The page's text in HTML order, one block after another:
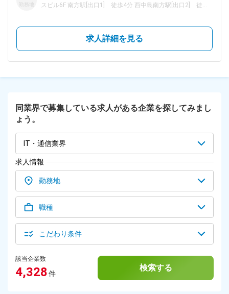
提案。 1．先輩とチームでエリアへ移動 2．お客様へサービス
変え、 これからの人生を切り拓く武器になります。 ■サポー
ト体制ーーー 一人で結果を求められる環境ではありません。
力で稼げる営業」へ育てます。 成果が出ない時も、原因を一
実践トレーニング／1～2週間目＞ 先輩の隣で現場を経験し、
声のかけ方や提案の流れを学びます。 ＜並走期間／1ヶ月～＞
チームで並走します。 組織・事業拡大中の今、早期にリーダ
ーや責任者を目指せるチャンスもあります。 稼ぐだけで終わ
＼★POINT★／ 過去の経歴で、未来は決まりません。 「もっ
と稼ぎたい」「ここから人生を変えたい」 その本気を、収入
とキャリアに変えられる場所がReri’sです。
際にどう稼いでいくのか、モデルで見せます】 Yさんのケース
験入社・不動産営業・入社2ヶ月目） → 月10～15件契約を安
定して契約 → １か月で月収40万円 →業界自体全くの知識がな
い中、圧倒的な収入を実現！ やればやるほど「1件の価値」が
昧にせず、目に見える数字で必ずお返しします。
スビル6F 南方駅[出口1] 徒歩4分 西中島南方駅[出口2] 徒歩5
求人詳細を見る
同業界で募集している求人がある企業を探してみまし
ょう。
IT・通信業界
求人情報
勤務地
職種
こだわり条件
該当企業数
4,328件
検索する